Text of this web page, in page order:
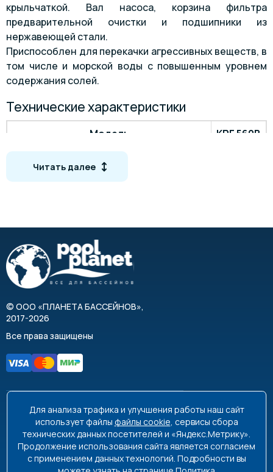
крыльчаткой. Вал насоса, корзина фильтра
предварительной очистки и подшипники из
нержавеющей стали.
Приспособлен для перекачки агрессивных веществ, в
том числе и морской воды с повышенным уровнем
содержания солей.
Технические характеристики
Модель KRF 560B
Производительность, м
Напор, м
Выходное отверстие, мм
Напряжение, В
Влажность окружающего воздуха, %
Максимальная температура воды, °C
Максимальное рабочее давление, бар
Класс защиты
Класс изоляции
Материал корпуса
Читать далее
© ООО «ПЛАНЕТА БАССЕЙНОВ»,
2017-2026
Все права защищены
8 495 663-99-48
8 800 350-99-08
info@poolplanet.ru
г. Москва, проспект Мира, д. 61
Для анализа трафика и улучшения работы наш сайт
использует файлы файлы cookie, сервисы сбора
технических данных посетителей и «Яндекс.Метрику».
Продолжение использования сайта является согласием
с применением данных технологий. Подробности вы